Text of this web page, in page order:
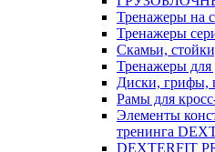
Тренажеры на
Тренажеры
Скамьи,
Тренажеры для
Диски, грифы,
Рамы для
Элементы
тренинга
DEXTERFIT